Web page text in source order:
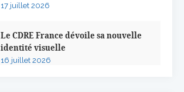
17 juillet 2026
Le CDRE France dévoile sa nouvelle
identité visuelle
16 juillet 2026